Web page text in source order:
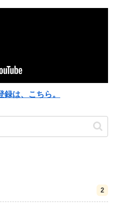
は、こちら。
2